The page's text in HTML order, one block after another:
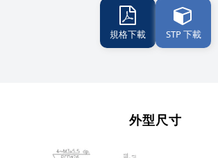
規格下載 STP 下載
外型尺寸